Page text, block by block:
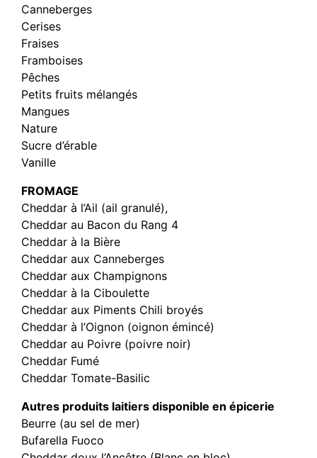
Canneberges
Cerises
Fraises
Framboises
Pêches
Petits fruits mélangés
Mangues
Nature
Sucre d’érable
Vanille
FROMAGE
Cheddar à l’Ail (ail granulé),
Cheddar au Bacon du Rang 4
Cheddar à la Bière
Cheddar aux Canneberges
Cheddar aux Champignons
Cheddar à la Ciboulette
Cheddar aux Piments Chili broyés
Cheddar à l’Oignon (oignon émincé)
Cheddar au Poivre (poivre noir)
Cheddar Fumé
Cheddar Tomate-Basilic
Autres produits laitiers disponible en épicerie
Beurre (au sel de mer)
Bufarella Fuoco